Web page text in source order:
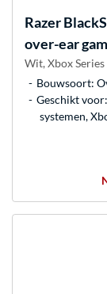
Razer
over-ear
Wit, Xbox
Bouwsoort:
Geschikt
systemen,